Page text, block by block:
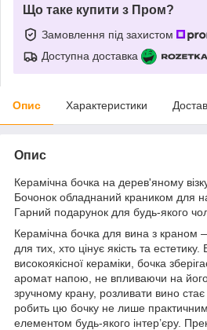
Що таке купити з Пром?
Замовлення під захистом
Доступна доставка
Опис Характеристики
Опис
Керамічна бочка на дерев'яному
Бочонок обладнаний краником для
Гарний подарунок для будь-якого
Керамічна бочка для вина з краном
для тих, хто цінує якість та
високоякісної кераміки, бочка
аромат напою, не впливаючи на його
зручному крану, розливати вино
робить цю бочку не лише
елементом будь-якого інтер’єру.